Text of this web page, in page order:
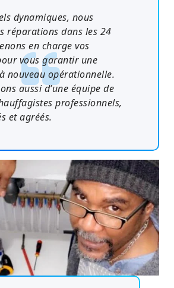
dynamiques, nous
réparations dans les 24
en charge vos
vous garantir une
nouveau opérationnelle.
aussi d’une équipe de
professionnels,
et agréés.